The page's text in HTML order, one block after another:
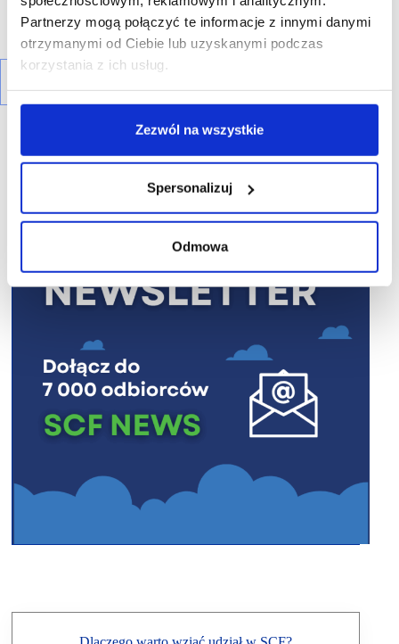
Partnerzy mogą połączyć te informacje z innymi danymi
otrzymanymi od Ciebie lub uzyskanymi podczas
korzystania z ich usług.
Zezwól na wszystkie
Spersonalizuj
Odmowa
R E K L A M A